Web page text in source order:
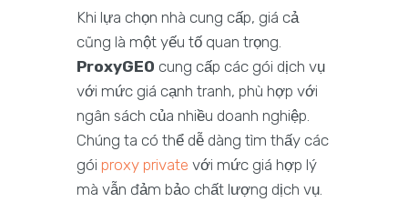
Khi lựa chọn nhà cung cấp, giá cả
cũng là một yếu tố quan trọng.
ProxyGEO cung cấp các gói dịch vụ
với mức giá cạnh tranh, phù hợp với
ngân sách của nhiều doanh nghiệp.
Chúng ta có thể dễ dàng tìm thấy các
gói proxy private với mức giá hợp lý
mà vẫn đảm bảo chất lượng dịch vụ.